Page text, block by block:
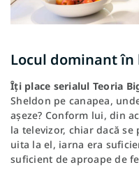
Locul dominant
Îți place serialul Teoria
Sheldon pe canapea,
așeze? Conform lui, din
la televizor, chiar dacă
uita la el, iarna era
suficient de aproape de